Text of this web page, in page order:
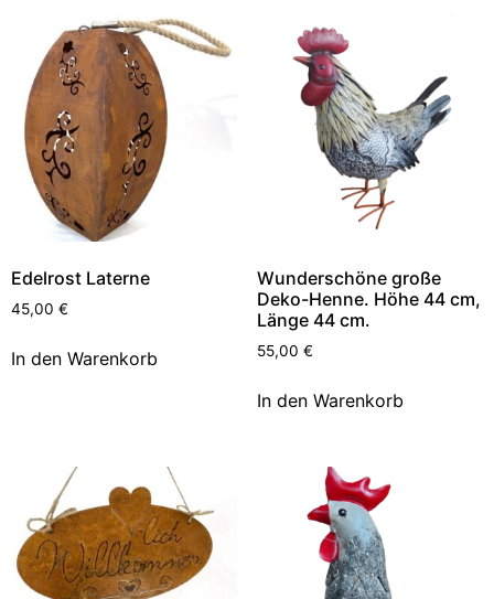
Edelrost Laterne
45,00 €
In den Warenkorb
Wunderschöne große
Deko-Henne. Höhe 44 cm,
Länge 44 cm.
55,00 €
In den Warenkorb